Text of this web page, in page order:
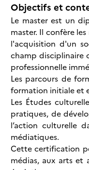
Objectifs et
Le master est un
master. Il confère
l'acquisition d'un
champ disciplinaire
professionnelle
Les parcours de
formation initiale et
Les Études
pratiques, de
l’action culturelle
médiatiques.
Cette certification
médias, aux arts et